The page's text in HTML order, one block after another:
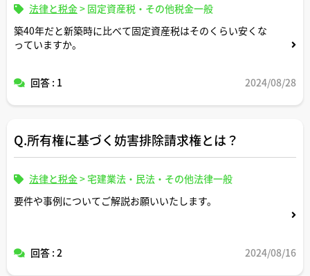
法律と税金> 固定資産税・その他税金一般
築40年だと新築時に比べて固定資産税はそのくらい安くな
っていますか。
回答 : 1 2024/08/28
Q.所有権に基づく妨害排除請求権とは？
法律と税金>宅建業法・民法・その他法律一般
要件や事例についてご解説お願いいたします。
回答 : 2 2024/08/16